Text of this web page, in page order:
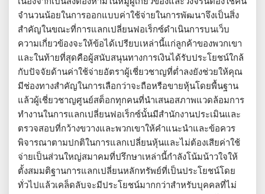
จำนวนน้อยในการออกแบบค่าใช้จ่ายในการพัฒนาจึงเป็นสิ่ง
สำคัญในขณะที่การแลกเปลี่ยนฟอเร็กซ์ดำเนินการบนเว็บ
ความเกี่ยวข้องจะให้ข้อได้เปรียบเหล่านี้แก่ลูกค้าของพวกเขา
และในท้ายที่สุดคือผู้สนับสนุนทางการเงินได้รับประโยชน์ใกล้
กับปัจจัยด้านค่าใช้จ่ายอัตราผู้เชี่ยวชาญที่ต่ำลงยังช่วยให้คุณ
มีช่องทางสำคัญในการเลือกว่าจะถือหรือขายหุ้นโดยพื้นฐาน
แล้วผู้เชี่ยวชาญศูนย์สต็อกทุกคนที่นำเสนอสภาพแวดล้อมการ
ทำงานในการแลกเปลี่ยนฟอเร็กซ์นั้นมีสำนักงานประเมินและ
ตรวจสอบที่กว้างขวางและพวกเขาให้คำแนะนำและข้อควร
พิจารณาตามปกติในการแลกเปลี่ยนหุ้นและไม่ต้องเสียค่าใช้
จ่ายเป็นส่วนใหญ่สมาคมที่ปรึกษาเหล่านี้กำลังโน้มน้าวใจให้
ตั้งสมมติฐานการแลกเปลี่ยนหลักทรัพย์ที่เป็นประโยชน์โดย
ทั่วไปแล้วเคล็ดลับจะมีประโยชน์มากกว่าสำหรับบุคคลที่ไม่